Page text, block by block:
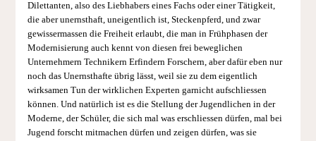
Dilettanten, also des Liebhabers eines Fachs oder einer Tätigkeit,
die aber unernsthaft, uneigentlich ist, Steckenpferd, und zwar
gewissermassen die Freiheit erlaubt, die man in Frühphasen der
Modernisierung auch kennt von diesen frei beweglichen
Unternehmern Technikern Erfindern Forschern, aber dafür eben nur
noch das Unernsthafte übrig lässt, weil sie zu dem eigentlich
wirksamen Tun der wirklichen Experten garnicht aufschliessen
können. Und natürlich ist es die Stellung der Jugendlichen in der
Moderne, der Schüler, die sich mal was erschliessen dürfen, mal bei
Jugend forscht mitmachen dürfen und zeigen dürfen, was sie